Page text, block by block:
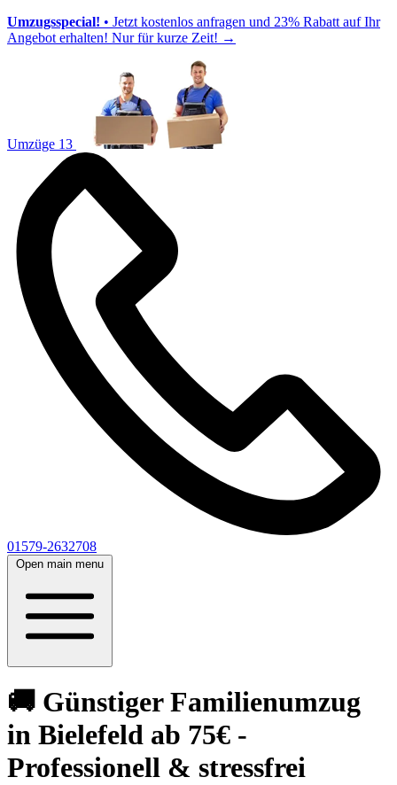
Umzugsspecial! • Jetzt kostenlos anfragen und 23% Rabatt auf Ihr
Angebot erhalten! Nur für kurze Zeit! →
Umzüge 13
01579-2632708
Open main menu
🚚 Günstiger Familienumzug
in Bielefeld ab 75€ -
Professionell & stressfrei